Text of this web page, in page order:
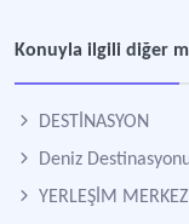
Konuyla ilgili diğer
DESTİNASYON
Deniz
YERLEŞİM MERKEZİ